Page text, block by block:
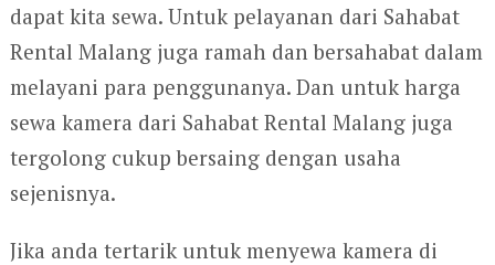
dapat kita sewa. Untuk pelayanan dari Sahabat
Rental Malang juga ramah dan bersahabat dalam
melayani para penggunanya. Dan untuk harga
sewa kamera dari Sahabat Rental Malang juga
tergolong cukup bersaing dengan usaha
sejenisnya.
Jika anda tertarik untuk menyewa kamera di